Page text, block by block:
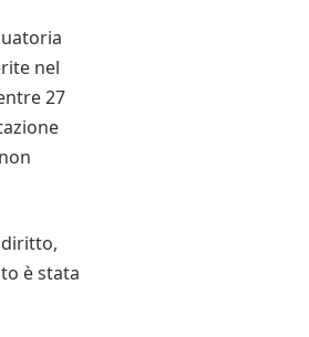
nel
27
diritto,
è stata